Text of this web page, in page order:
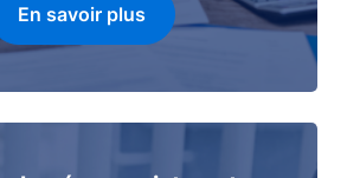
En savoir plus